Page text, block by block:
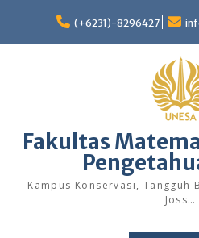
content
(+6231)-8296427
Fakultas
Kampus Konservasi, Tangguh
Joss…